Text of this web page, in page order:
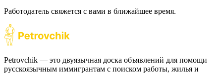
Работодатель свяжется с вами в ближайшее время.
Petrovchik — это двуязычная доска объявлений для помощи
русскоязычным иммигрантам с поиском работы, жилья и